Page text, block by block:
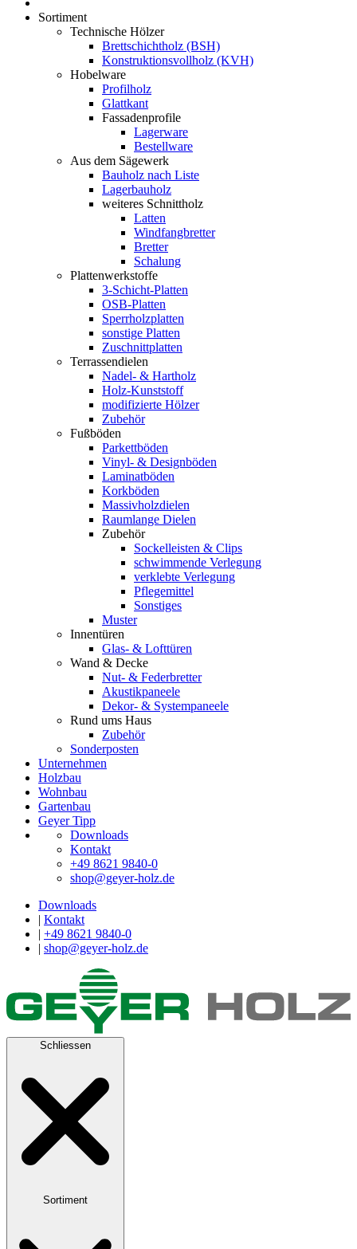
Sortiment
Technische Hölzer
Brettschichtholz (BSH)
Konstruktionsvollholz (KVH)
Hobelware
Profilholz
Glattkant
Fassadenprofile
Lagerware
Bestellware
Aus dem Sägewerk
Bauholz nach Liste
Lagerbauholz
weiteres Schnittholz
Latten
Windfangbretter
Bretter
Schalung
Plattenwerkstoffe
3-Schicht-Platten
OSB-Platten
Sperrholzplatten
sonstige Platten
Zuschnittplatten
Terrassendielen
Nadel- & Hartholz
Holz-Kunststoff
modifizierte Hölzer
Zubehör
Fußböden
Parkettböden
Vinyl- & Designböden
Laminatböden
Korkböden
Massivholzdielen
Raumlange Dielen
Zubehör
Sockelleisten & Clips
schwimmende Verlegung
verklebte Verlegung
Pflegemittel
Sonstiges
Muster
Innentüren
Glas- & Lofttüren
Wand & Decke
Nut- & Federbretter
Akustikpaneele
Dekor- & Systempaneele
Rund ums Haus
Zubehör
Sonderposten
Unternehmen
Holzbau
Wohnbau
Gartenbau
Geyer Tipp
Downloads
Kontakt
+49 8621 9840-0
shop@geyer-holz.de
Downloads
| Kontakt
| +49 8621 9840-0
| shop@geyer-holz.de
Schliessen
Sortiment